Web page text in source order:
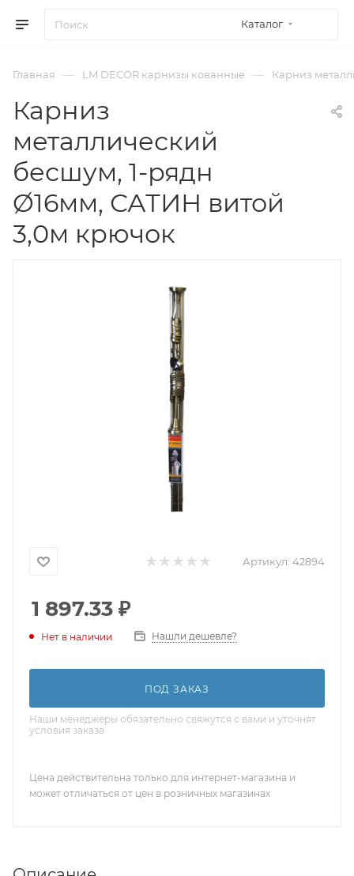
Каталог
Главная — LM DECOR карнизы кованные — Карниз
Карниз
металлический
бесшум, 1-рядн
Ø16мм, САТИН витой
3,0м крючок
Артикул: 42894
1 897.33 ₽
Нет в наличии Нашли дешевле?
ПОД ЗАКАЗ
Наши менеджеры обязательно свяжутся с вами и уточнят
условия заказа
Цена действительна только для интернет-магазина и
может отличаться от цен в розничных магазинах